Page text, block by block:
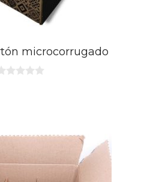
microcorrugado